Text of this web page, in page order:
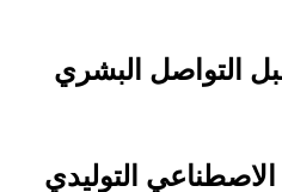
التواصل البشري